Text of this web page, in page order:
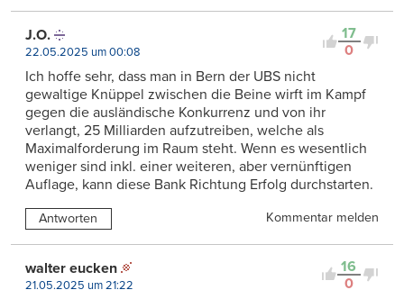
17
0
J.O.
22.05.2025 um 00:08
Ich hoffe sehr, dass man in Bern der UBS nicht
gewaltige Knüppel zwischen die Beine wirft im Kampf
gegen die ausländische Konkurrenz und von ihr
verlangt, 25 Milliarden aufzutreiben, welche als
Maximalforderung im Raum steht. Wenn es wesentlich
weniger sind inkl. einer weiteren, aber vernünftigen
Auflage, kann diese Bank Richtung Erfolg durchstarten.
Antworten Kommentar melden
16
0
walter eucken
21.05.2025 um 21:22